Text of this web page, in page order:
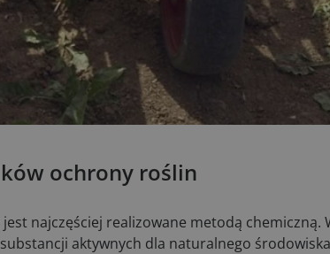
ochrony roślin
najczęściej realizowane metodą chemiczną.
aktywnych dla naturalnego